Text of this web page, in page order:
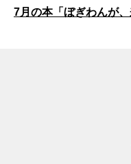
7月の本「ぼぎわんが、